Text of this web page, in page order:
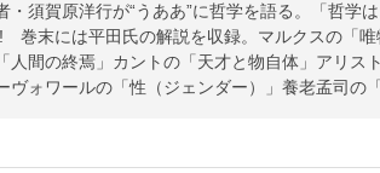
・須賀原洋行が“うああ”に哲学を語る。「哲学
巻末には平田氏の解説を収録。マルクスの「
人間の終焉」カントの「天才と物自体」アリス
ヴォワールの「性（ジェンダー）」養老孟司の